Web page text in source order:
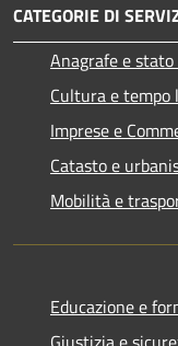
CATEGORIE DI
Anagrafe e
Cultura e tempo
Imprese e
Catasto e
Mobilità e
Educazione e